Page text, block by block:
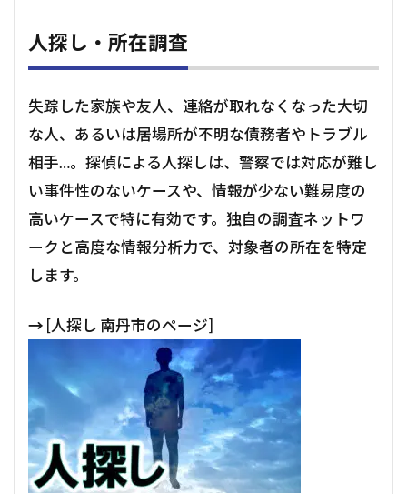
人探し・所在調査
失踪した家族や友人、連絡が取れなくなった大切
な人、あるいは居場所が不明な債務者やトラブル
相手…。探偵による人探しは、警察では対応が難し
い事件性のないケースや、情報が少ない難易度の
高いケースで特に有効です。独自の調査ネットワ
ークと高度な情報分析力で、対象者の所在を特定
します。
→ [人探し 南丹市のページ]